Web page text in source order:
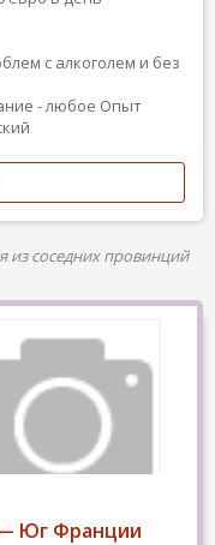
с алкоголем и без
- любое Опыт
из соседних провинций
Юг Франции